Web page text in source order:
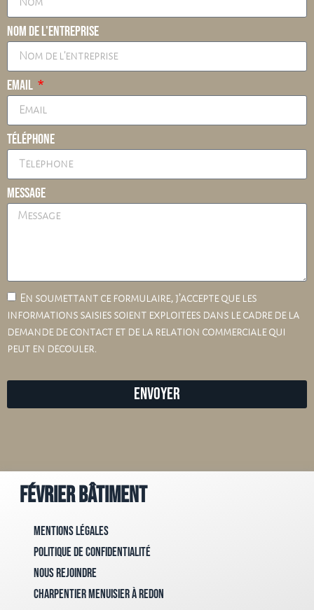
Nom de l'entreprise
Email
Téléphone
Message
En soumettant ce formulaire, j’accepte que les
informations saisies soient exploitées dans le cadre de la
demande de contact et de la relation commerciale qui
peut en découler.
Envoyer
Février Bâtiment
Mentions Légales
Politique de confidentialité
Nous rejoindre
Charpentier menuisier à Redon